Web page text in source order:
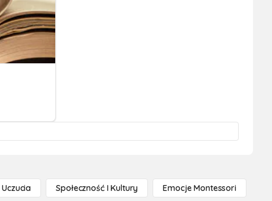
Uczucia Społeczność I Kultury Emocje Montessori